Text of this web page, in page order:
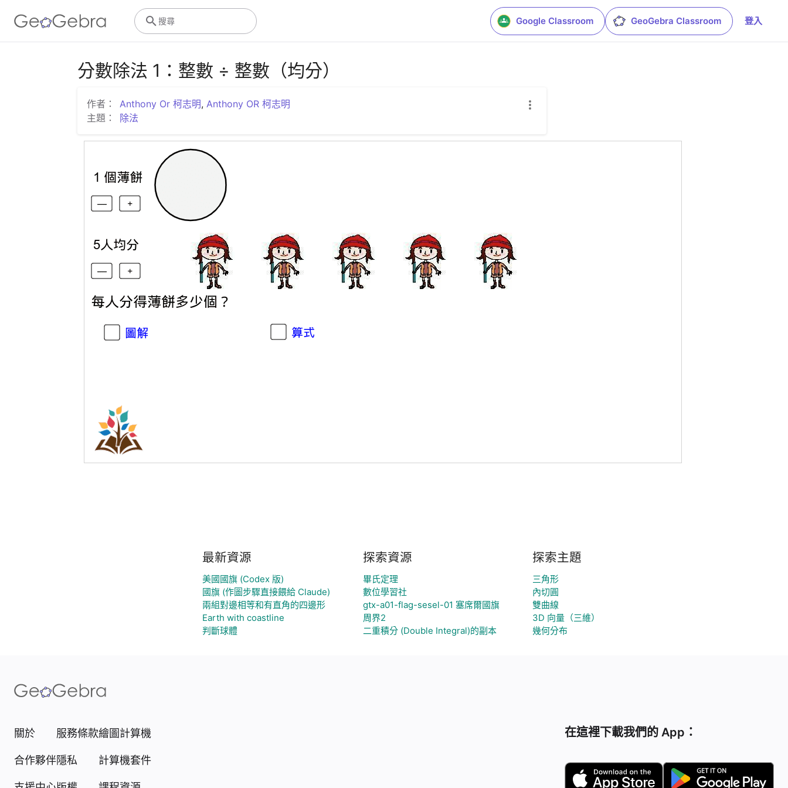
Google Classroom GeoGebra Classroom 登入
搜尋
分數除法 1：整數 ÷ 整數（均分）
作者： Anthony Or 柯志明, Anthony OR 柯志明
主題：
除法
最新資源
美國國旗 (Codex 版)
國旗 (作圖步驟直接餵給 Claude)
兩組對邊相等和有直角的四邊形
Earth with coastline
判斷球體
探索資源
畢氏定理
數位學習社
gtx-a01-flag-sesel-01 塞席爾國旗
周界2
二重積分 (Double Integral)的副本
探索主題
三角形
內切圓
雙曲線
3D 向量（三維）
幾何分布
關於
合作夥伴
服務條款
隱私
繪圖計算機
計算機套件
在這裡下載我們的 App：